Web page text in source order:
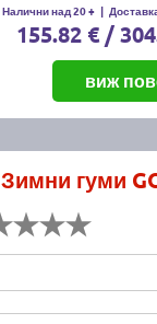
Налични над 20 + |
155.82 € /
виж
Зимни гуми